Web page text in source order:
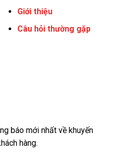
Giới thiệu
Câu hỏi thường gặp
báo mới nhất về khuyến
hàng.